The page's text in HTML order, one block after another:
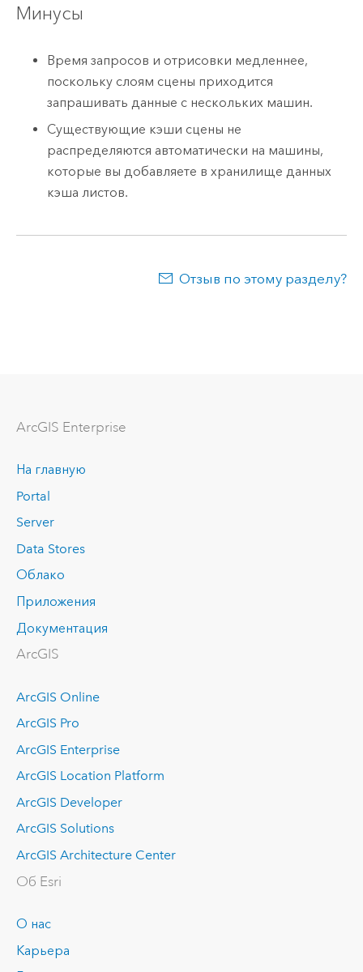
Минусы
Время запросов и отрисовки медленнее,
поскольку слоям сцены приходится
запрашивать данные с нескольких машин.
Существующие кэши сцены не
распределяются автоматически на машины,
которые вы добавляете в хранилище данных
кэша листов.
Отзыв по этому разделу?
ArcGIS Enterprise
На главную
Portal
Server
Data Stores
Облако
Приложения
Документация
ArcGIS
ArcGIS Online
ArcGIS Pro
ArcGIS Enterprise
ArcGIS Location Platform
ArcGIS Developer
ArcGIS Solutions
ArcGIS Architecture Center
Об Esri
О нас
Карьера